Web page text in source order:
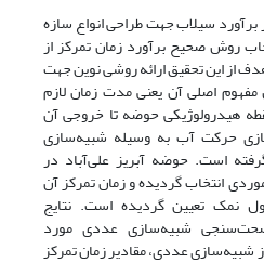
برآورد سیلاب جهت طراحی انواع سازه
روش صحیح برآورد زمان تمرکز از
از این تحقیق ارائه روشی نوین جهت
اصلی آن یعنی مدت زمان لازم
هیدرولوژیکی حوضه تا خروجی آن
حرکت آب به وسیله شبیه‌سازی
است. حوضه آبریز علی‌آباد در
انتخاب گردیده و زمان تمرکز آن
نمک تعیین گردیده است. نتایج
شبیه‌سازی عددی مورد
شبیه‌سازی عددی، مقادیر زمان تمرکز